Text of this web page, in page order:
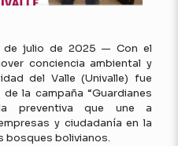
de julio de 2025 — Con el
conciencia ambiental y
del Valle (Univalle) fue
la campaña “Guardianes
preventiva que une a
y ciudadanía en la
bosques bolivianos.